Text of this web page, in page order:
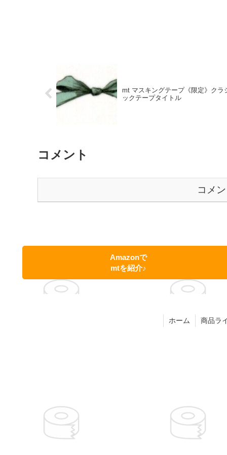
mt マスキングテープ《限定》クラ
ックテープタイトル
コメント
コメ
Amazonで
mtを紹介♪
ホーム 商品ラ